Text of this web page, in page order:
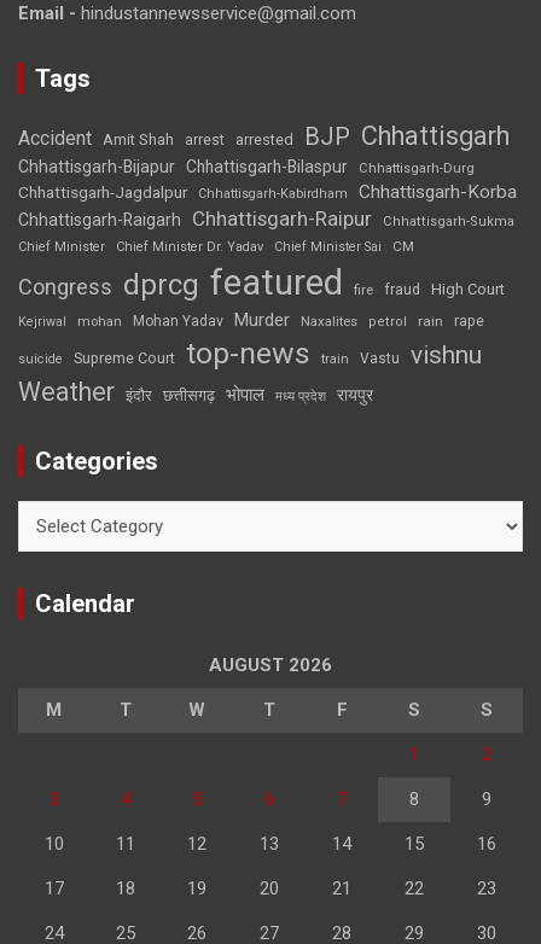
Email - hindustannewsservice@gmail.com
Tags
Accident Amit Shah arrest arrested BJP Chhattisgarh
Chhattisgarh-Bijapur Chhattisgarh-Bilaspur Chhattisgarh-Durg
Chhattisgarh-Jagdalpur Chhattisgarh-Kabirdham Chhattisgarh-Korba
Chhattisgarh-Raigarh Chhattisgarh-Raipur
Chhattisgarh-Sukma
Chief Minister
Chief Minister Dr. Yadav Chief Minister Sai CM
Congress dprcg featured fire fraud High Court
Kejriwal mohan Mohan Yadav Murder Naxalites petrol rain rape
suicide Supreme Court top-news train Vastu vishnu
Weather इंदौर छत्तीसगढ़ भोपाल मध्य प्रदेश रायपुर
Categories
Calendar
AUGUST 2026
M T W T F S S
1 2
3 4 5 6 7 8 9
10 11 12 13 14 15 16
17 18 19 20 21 22 23
24 25 26 27 28 29 30